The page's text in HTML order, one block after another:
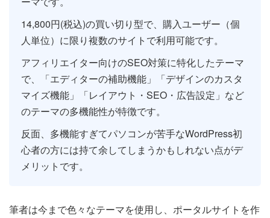
14,800円(税込)の買い切り型で、購入ユーザー（個
人単位）に限り複数のサイトで利用可能です。
アフィリエイター向けのSEO対策に特化したテーマ
で、「エディターの補助機能」「デザインのカスタ
マイズ機能」「レイアウト・SEO・広告設定」など
のテーマの多機能性が特徴です。
反面、多機能すぎてパソコンが苦手なWordPress初
心者の方には持て余してしまうかもしれない点がデ
メリットです。
筆者は今まで色々なテーマを使用し、ポータルサイトを作